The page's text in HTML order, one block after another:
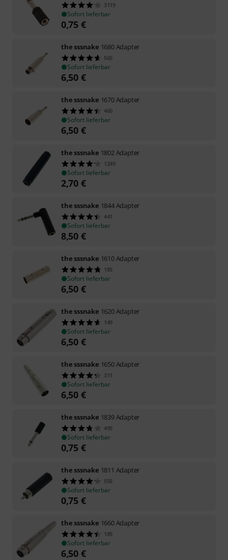
3119
Sofort lieferbar
0,75 €
the sssnake 1680 Adapter
565
Sofort lieferbar
6,50 €
the sssnake 1670 Adapter
460
Sofort lieferbar
6,50 €
the sssnake 1802 Adapter
1249
Sofort lieferbar
2,70 €
the sssnake 1844 Adapter
441
Sofort lieferbar
8,50 €
the sssnake 1610 Adapter
185
Sofort lieferbar
6,50 €
the sssnake 1620 Adapter
149
Sofort lieferbar
6,50 €
the sssnake 1650 Adapter
311
Sofort lieferbar
6,50 €
the sssnake 1839 Adapter
495
Sofort lieferbar
0,75 €
the sssnake 1811 Adapter
555
Sofort lieferbar
0,75 €
the sssnake 1660 Adapter
185
Sofort lieferbar
6,50 €